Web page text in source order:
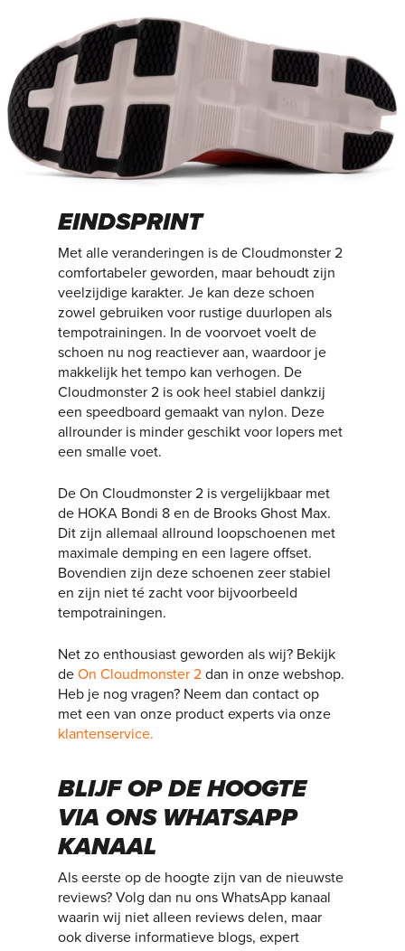
EINDSPRINT
Met alle veranderingen is de Cloudmonster 2
comfortabeler geworden, maar behoudt zijn
veelzijdige karakter. Je kan deze schoen
zowel gebruiken voor rustige duurlopen als
tempotrainingen. In de voorvoet voelt de
schoen nu nog reactiever aan, waardoor je
makkelijk het tempo kan verhogen. De
Cloudmonster 2 is ook heel stabiel dankzij
een speedboard gemaakt van nylon. Deze
allrounder is minder geschikt voor lopers met
een smalle voet.
De On Cloudmonster 2 is vergelijkbaar met
de HOKA Bondi 8 en de Brooks Ghost Max.
Dit zijn allemaal allround loopschoenen met
maximale demping en een lagere offset.
Bovendien zijn deze schoenen zeer stabiel
en zijn niet té zacht voor bijvoorbeeld
tempotrainingen.
Net zo enthousiast geworden als wij? Bekijk
deOn Cloudmonster 2 dan in onze webshop.
Heb je nog vragen? Neem dan contact op
met een van onze product experts via onze
klantenservice.
BLIJF OP DE HOOGTE
VIA ONS WHATSAPP
KANAAL
Als eerste op de hoogte zijn van de nieuwste
reviews? Volg dan nu ons WhatsApp kanaal
waarin wij niet alleen reviews delen, maar
ook diverse informatieve blogs, expert